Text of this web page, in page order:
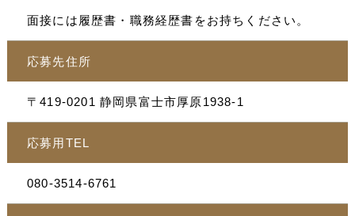
面接には履歴書・職務経歴書をお持ちください。
応募先住所
〒419-0201 静岡県富士市厚原1938-1
応募用TEL
080-3514-6761